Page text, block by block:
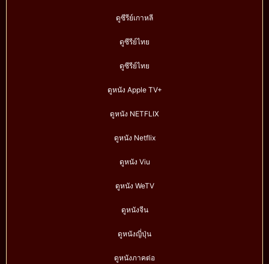
ดูซีรีย์เกาหลี
ดูซีรีย์ไทย
ดูซีรีย์ไทย
ดูหนัง Apple TV+
ดูหนัง NETFLIX
ดูหนัง Netflix
ดูหนัง Viu
ดูหนัง WeTV
ดูหนังจีน
ดูหนังญี่ปุ่น
ดูหนังภาคต่อ